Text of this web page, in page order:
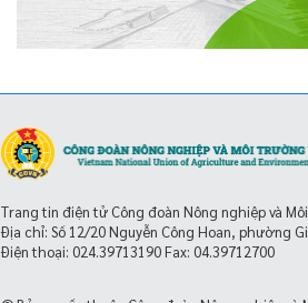
Trang tin điện tử Công đoàn Nông nghiệp và
Địa chỉ: Số 12/20 Nguyễn Công Hoan, phường
Điện thoại: 024.39713190Fax: 04.39712700